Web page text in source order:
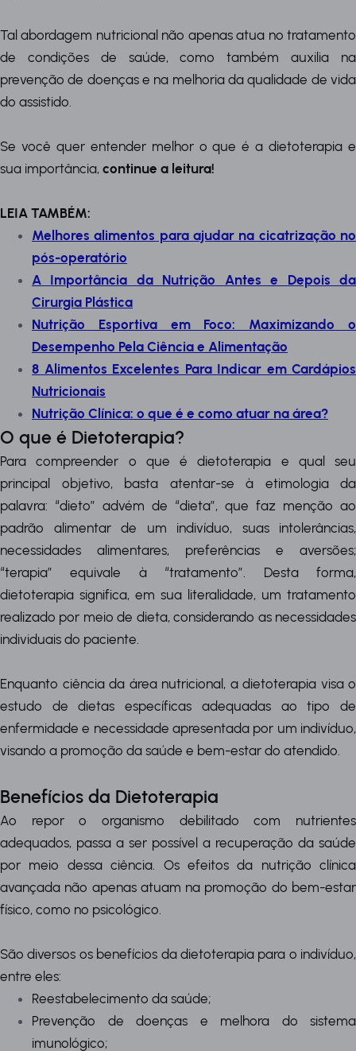
Tal abordagem nutricional não apenas atua no tratamento
de condições de saúde, como também auxilia na
prevenção de doenças e na melhoria da qualidade de vida
do assistido.
Se você quer entender melhor o que é a dietoterapia e
sua importância, continue a leitura!
LEIA TAMBÉM:
Melhores alimentos para ajudar na cicatrização no
pós-operatório
A Importância da Nutrição Antes e Depois da
Cirurgia Plástica
Nutrição Esportiva em Foco: Maximizando o
Desempenho Pela Ciência e Alimentação
8 Alimentos Excelentes Para Indicar em Cardápios
Nutricionais
Nutrição Clínica: o que é e como atuar na área?
O que é Dietoterapia?
Para compreender o que é dietoterapia e qual seu
principal objetivo, basta atentar-se à etimologia da
palavra: “dieto” advém de “dieta”, que faz menção ao
padrão alimentar de um indivíduo, suas intolerâncias,
necessidades alimentares, preferências e aversões;
“terapia” equivale à “tratamento”. Desta forma,
dietoterapia significa, em sua literalidade, um tratamento
realizado por meio de dieta, considerando as necessidades
individuais do paciente.
Enquanto ciência da área nutricional, a dietoterapia visa o
estudo de dietas específicas adequadas ao tipo de
enfermidade e necessidade apresentada por um indivíduo,
visando a promoção da saúde e bem-estar do atendido.
Benefícios da Dietoterapia
Ao repor o organismo debilitado com nutrientes
adequados, passa a ser possível a recuperação da saúde
por meio dessa ciência. Os efeitos da nutrição clínica
avançada não apenas atuam na promoção do bem-estar
físico, como no psicológico.
São diversos os benefícios da dietoterapia para o indivíduo,
entre eles:
Reestabelecimento da saúde;
Prevenção de doenças e melhora do sistema
imunológico;